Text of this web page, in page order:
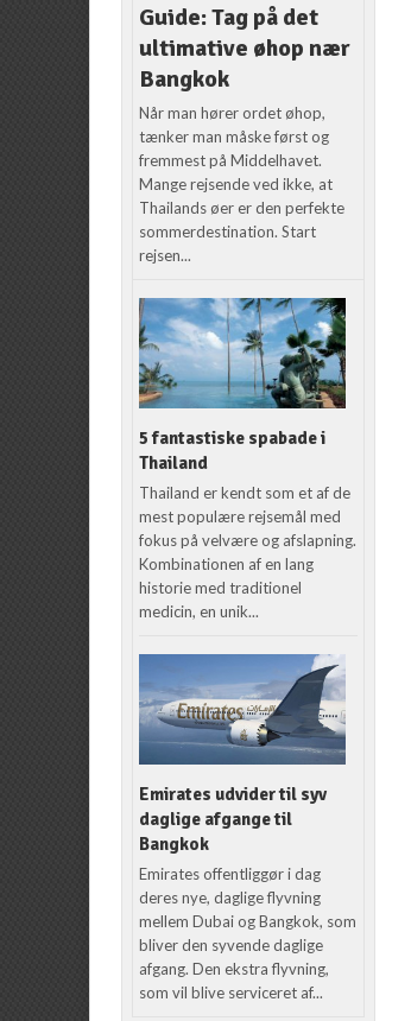
Guide: Tag på det
ultimative øhop nær
Bangkok
Når man hører ordet øhop,
tænker man måske først og
fremmest på Middelhavet.
Mange rejsende ved ikke, at
Thailands øer er den perfekte
sommerdestination. Start
rejsen...
5 fantastiske spabade i
Thailand
Thailand er kendt som et af de
mest populære rejsemål med
fokus på velvære og afslapning.
Kombinationen af en lang
historie med traditionel
medicin, en unik...
Emirates udvider til syv
daglige afgange til
Bangkok
Emirates offentliggør i dag
deres nye, daglige flyvning
mellem Dubai og Bangkok, som
bliver den syvende daglige
afgang. Den ekstra flyvning,
som vil blive serviceret af...